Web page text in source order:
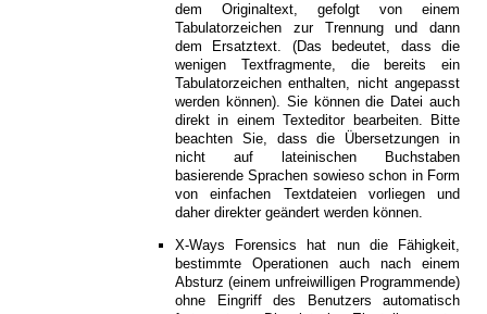
dem Originaltext, gefolgt von einem
Tabulatorzeichen zur Trennung und dann
dem Ersatztext. (Das bedeutet, dass die
wenigen Textfragmente, die bereits ein
Tabulatorzeichen enthalten, nicht angepasst
werden können). Sie können die Datei auch
direkt in einem Texteditor bearbeiten. Bitte
beachten Sie, dass die Übersetzungen in
nicht auf lateinischen Buchstaben
basierende Sprachen sowieso schon in Form
von einfachen Textdateien vorliegen und
daher direkter geändert werden können.
X-Ways Forensics hat nun die Fähigkeit,
bestimmte Operationen auch nach einem
Absturz (einem unfreiwilligen Programmende)
ohne Eingriff des Benutzers automatisch